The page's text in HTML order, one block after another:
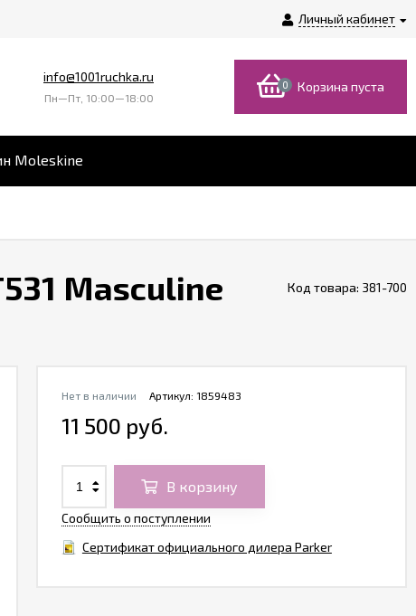
Личный кабинет
info@1001ruchka.ru
Пн—Пт, 10:00—18:00
0 Корзина пуста
Moleskine
Masculine
Код товара: 381-700
Артикул: 1859483
Нет в наличии
11 500 руб.
В корзину
Сообщить о поступлении
Сертификат официального дилера Parker